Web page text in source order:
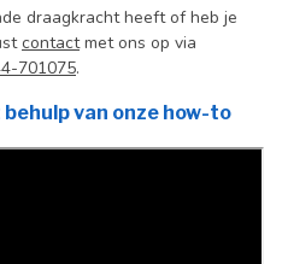
draagkracht heeft of heb je
contactmet ons op via
701075.
van onze how-to